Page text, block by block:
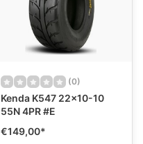
(0)
Kenda K547 22x10-10
55N 4PR #E
€149,00*